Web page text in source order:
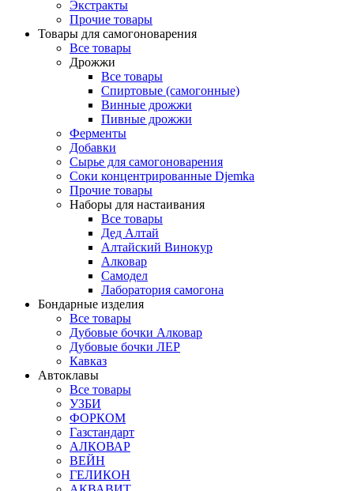
Экстракты
Прочие товары
Товары для самогоноварения
Все товары
Дрожжи
Все товары
Спиртовые (самогонные)
Винные дрожжи
Пивные дрожжи
Ферменты
Добавки
Сырье для самогоноварения
Соки концентрированные Djemka
Прочие товары
Наборы для настаивания
Все товары
Дед Алтай
Алтайский Винокур
Алковар
Самодел
Лаборатория самогона
Бондарные изделия
Все товары
Дубовые бочки Алковар
Дубовые бочки ЛЕР
Кавказ
Автоклавы
Все товары
УЗБИ
ФОРКОМ
Газстандарт
АЛКОВАР
ВЕЙН
ГЕЛИКОН